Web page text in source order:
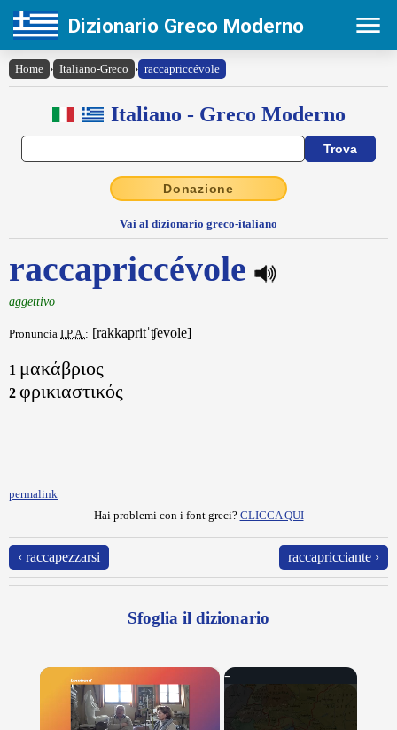
Dizionario Greco Moderno
Home › Italiano-Greco › raccapriccévole
Italiano - Greco Moderno
Donazione
Vai al dizionario greco-italiano
raccapriccévole
aggettivo
Pronuncia I.P.A.: [rakkapritˈʧevole]
1 μακάβριος
2 φρικιαστικός
permalink
Hai problemi con i font greci? CLICCA QUI
‹ raccapezzarsi raccapricciante ›
Sfoglia il dizionario
×